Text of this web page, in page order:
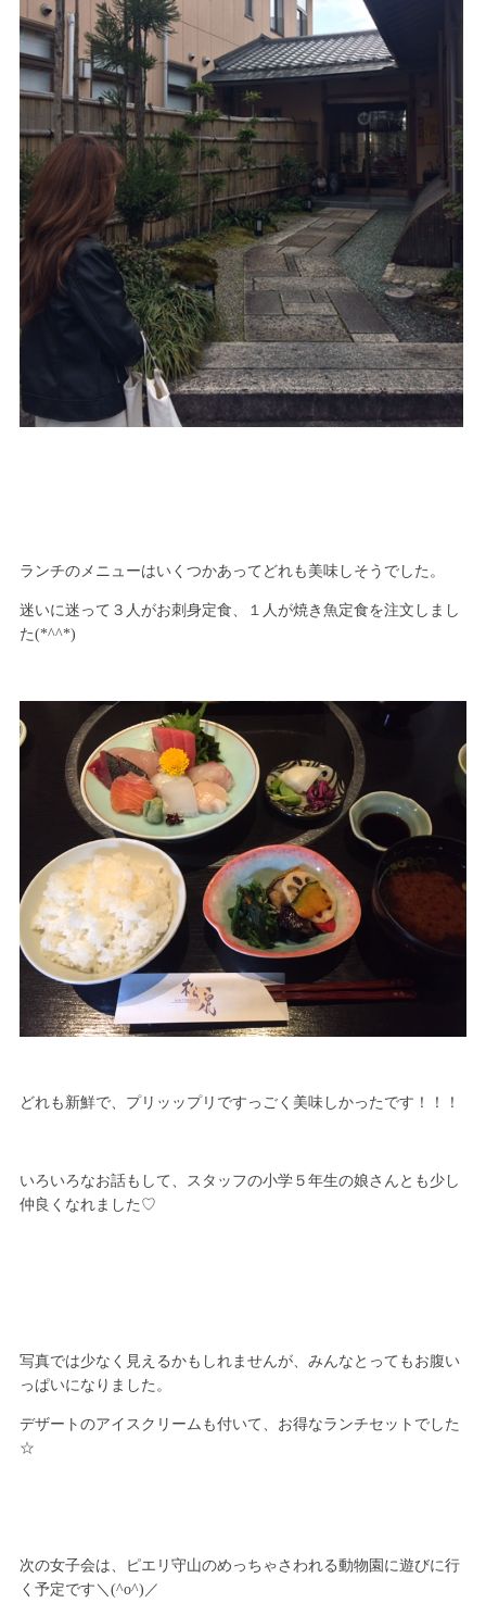
ランチのメニューはいくつかあってどれも美味しそうでした。
迷いに迷って３人がお刺身定食、１人が焼き魚定食を注文しまし
た(*^^*)
どれも新鮮で、プリッップリですっごく美味しかったです！！！
いろいろなお話もして、スタッフの小学５年生の娘さんとも少し
仲良くなれました♡
写真では少なく見えるかもしれませんが、みんなとってもお腹い
っぱいになりました。
デザートのアイスクリームも付いて、お得なランチセットでした
☆
次の女子会は、ピエリ守山のめっちゃさわれる動物園に遊びに行
く予定です＼(^o^)／